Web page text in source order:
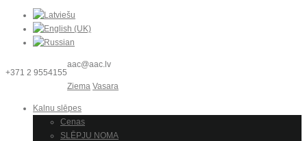
+371 2 9554155
aac@aac.lv
Ziema Vasara
Kalnu slēpes
Cenas
SLĒPJU NOMA